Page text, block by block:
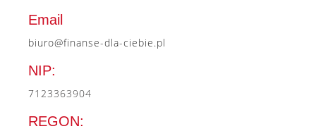
Email
biuro@finanse-dla-ciebie.pl
NIP:
7123363904
REGON: